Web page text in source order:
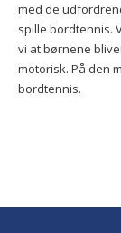
med de
spille bordtennis.
vi at børnene
motorisk. På den
bordtennis.